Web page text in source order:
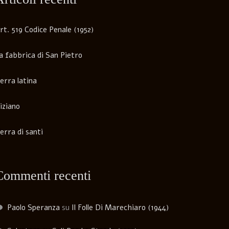
519 Codice Penale (1952)
fabbrica di San Pietro
latina
di santi
recenti
Paolo Speranzasu Il Folle Di Marechiaro (1944)